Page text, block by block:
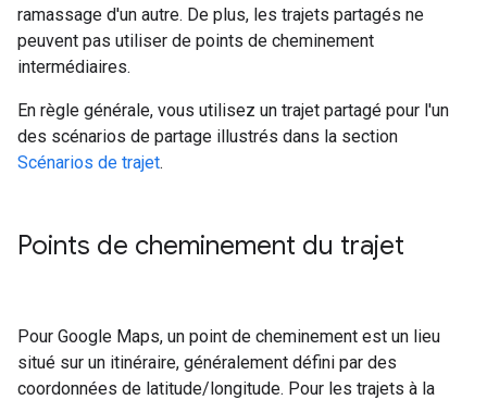
ramassage d'un autre. De plus, les trajets partagés ne
peuvent pas utiliser de points de cheminement
intermédiaires.
En règle générale, vous utilisez un trajet partagé pour l'un
des scénarios de partage illustrés dans la section
Scénarios de trajet.
Points de cheminement du trajet
Pour Google Maps, un point de cheminement est un lieu
situé sur un itinéraire, généralement défini par des
coordonnées de latitude/longitude. Pour les trajets à la